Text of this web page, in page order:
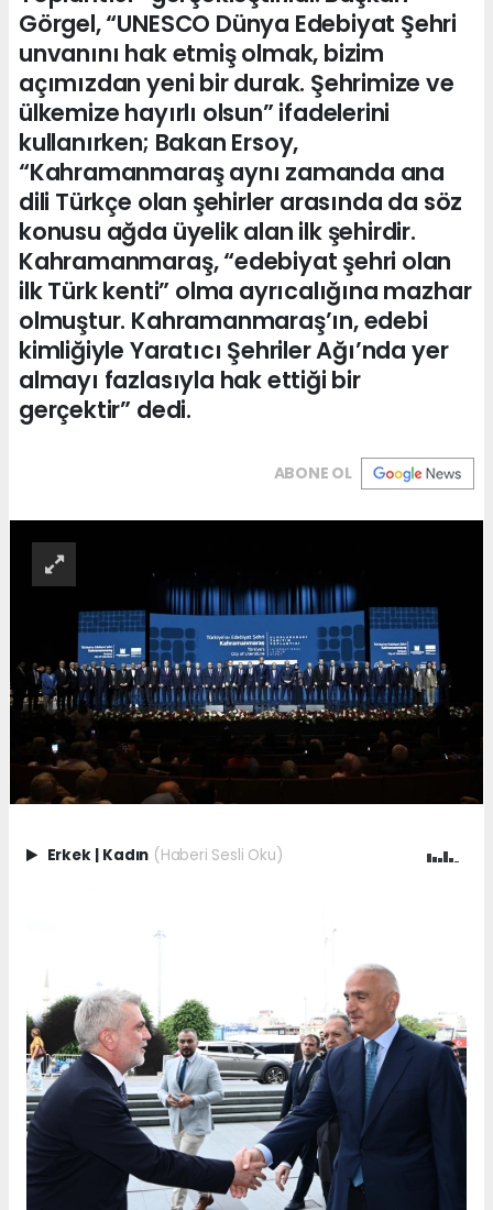
Görgel, “UNESCO Dünya Edebiyat Şehri
unvanını hak etmiş olmak, bizim
açımızdan yeni bir durak. Şehrimize ve
ülkemize hayırlı olsun” ifadelerini
kullanırken; Bakan Ersoy,
“Kahramanmaraş aynı zamanda ana
dili Türkçe olan şehirler arasında da söz
konusu ağda üyelik alan ilk şehirdir.
Kahramanmaraş, “edebiyat şehri olan
ilk Türk kenti” olma ayrıcalığına mazhar
olmuştur. Kahramanmaraş’ın, edebi
kimliğiyle Yaratıcı Şehriler Ağı’nda yer
almayı fazlasıyla hak ettiği bir
gerçektir” dedi.
ABONE OL
Erkek | Kadın (Haberi Sesli Oku)